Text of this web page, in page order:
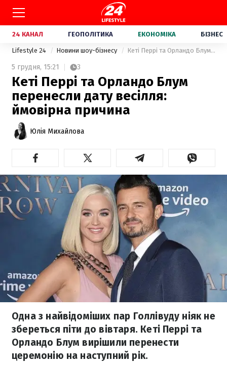
24 КАНАЛ ГЕОПОЛІТИКА ЕКОНОМІКА БІЗНЕС
Lifestyle 24 Новини шоу-бізнесу Кеті Перрі та Орландо Блум перенесли дату весілля: ймовірна причина
5 грудня, 15:21 3
Кеті Перрі та Орландо Блум
перенесли дату весілля:
ймовірна причина
Юлія Михайлова
Одна з найвідоміших пар Голлівуду ніяк не
збереться піти до вівтаря. Кеті Перрі та
Орландо Блум вирішили перенести
церемонію на наступний рік.